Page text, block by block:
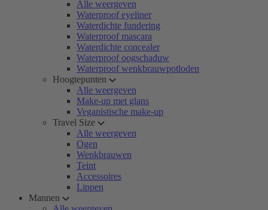
Alle weergeven
Waterproof eyeliner
Waterdichte fundering
Waterproof mascara
Waterdichte concealer
Waterproof oogschaduw
Waterproof wenkbrauwpotloden
Hoogtepunten
Alle weergeven
Make-up met glans
Veganistische make-up
Travel Size
Alle weergeven
Ogen
Wenkbrauwen
Teint
Accessoires
Lippen
Mannen